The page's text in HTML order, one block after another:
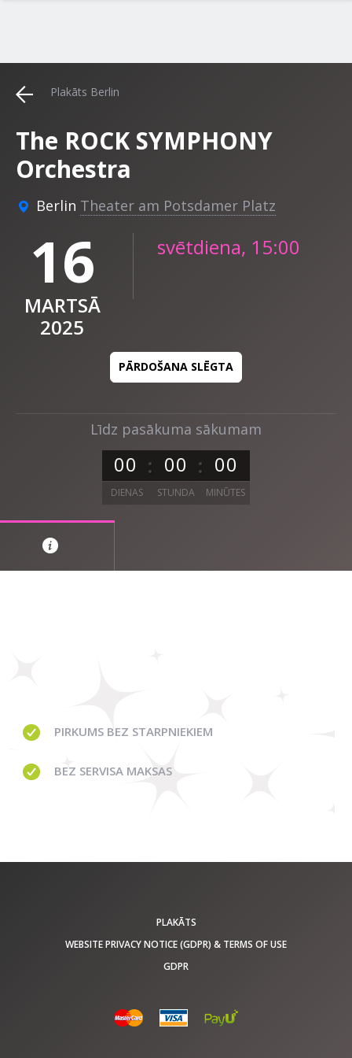
Plakāts Berlin
Līdz pasākuma sākumam
00 00 00
DIENAS STUNDA MINŪTES
The ROCK SYMPHONY
Orchestra
Berlin Theater am Potsdamer Platz
16
MARTSĀ
2025
svētdiena, 15:00
PĀRDOŠANA SLĒGTA
PIRKUMS BEZ STARPNIEKIEM
BEZ SERVISA MAKSAS
PLAKĀTS
WEBSITE PRIVACY NOTICE (GDPR) & TERMS OF USE
GDPR